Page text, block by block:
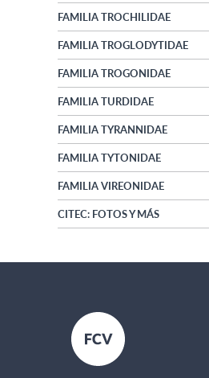
FAMILIA TROCHILIDAE
FAMILIA TROGLODYTIDAE
FAMILIA TROGONIDAE
FAMILIA TURDIDAE
FAMILIA TYRANNIDAE
FAMILIA TYTONIDAE
FAMILIA VIREONIDAE
CITEC: FOTOS Y MÁS